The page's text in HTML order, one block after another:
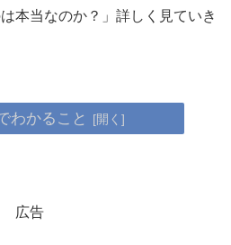
本当なのか？」詳しく見ていき
わかること
広告